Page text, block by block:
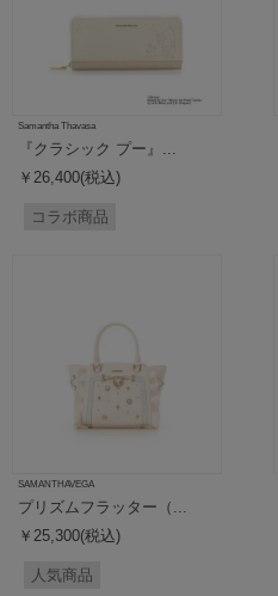
Samantha Thavasa
『クラシック プー』...
￥26,400(税込)
コラボ商品
SAMANTHAVEGA
プリズムフラッター（...
￥25,300(税込)
人気商品